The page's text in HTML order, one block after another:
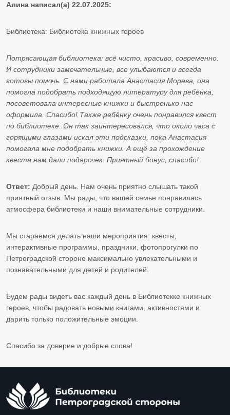
Алина написал(а) 22.07.2025:
Библиотека: Библиотека книжных героев
Потрясающая библиотека: всё чисто, красиво, современно.
И сотрудники замечательные, все улыбаются и всегда
готовы помочь. С нами работала Анастасия Морева, она
помогла подобрать подходящую литературу для ребёнка,
посоветовала интересные книжки и быстренько нас
оформила. Спасибо! Также ребёнку очень понравился квест
по библиотеке. Он так заинтересовался, что около часа с
горящими глазами искал эти подсказки, пока Анастасия
помогала мне подобрать книжки. А ещё за прохождение
квеста нам дали подарочек. Приятный бонус, спасибо!
Ответ: Добрый день. Нам очень приятно слышать такой
приятный отзыв. Мы рады, что вашей семье понравилась
атмосфера библиотеки и наши внимательные сотрудники.
Мы стараемся делать наши мероприятия: квесты,
интерактивные программы, праздники, фотопрогулки по
Петроградской стороне максимально увлекательными и
познавательными для детей и родителей.
Будем рады видеть вас каждый день в Библиотекке книжных
героев, чтобы радовать новыми книгами, активностями и
дарить только положительные эмоции.
Спасибо за доверие и добрые слова!